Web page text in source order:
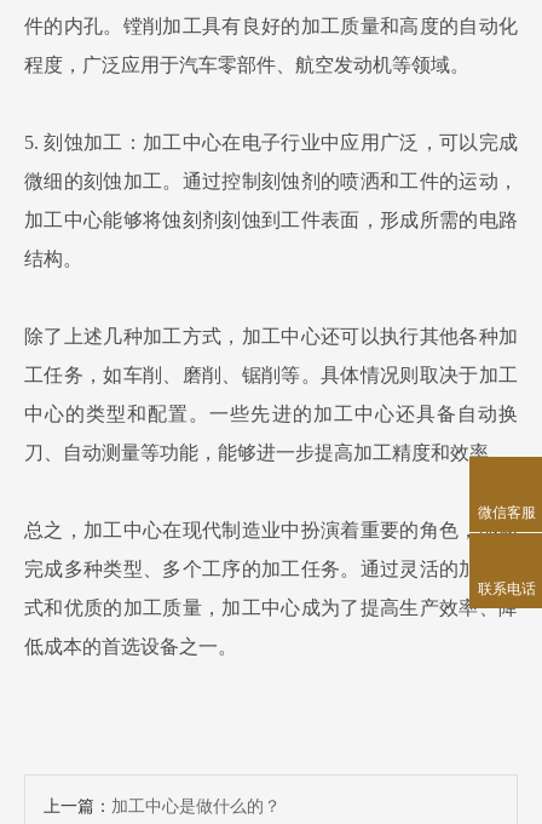
件的内孔。镗削加工具有良好的加工质量和高度的自动化
程度，广泛应用于汽车零部件、航空发动机等领域。
5. 刻蚀加工：加工中心在电子行业中应用广泛，可以完成
微细的刻蚀加工。通过控制刻蚀剂的喷洒和工件的运动，
加工中心能够将蚀刻剂刻蚀到工件表面，形成所需的电路
结构。
除了上述几种加工方式，加工中心还可以执行其他各种加
工任务，如车削、磨削、锯削等。具体情况则取决于加工
中心的类型和配置。一些先进的加工中心还具备自动换
刀、自动测量等功能，能够进一步提高加工精度和效率。
总之，加工中心在现代制造业中扮演着重要的角色，能够
完成多种类型、多个工序的加工任务。通过灵活的加工方
式和优质的加工质量，加工中心成为了提高生产效率、降
低成本的首选设备之一。
上一篇： 加工中心是做什么的？
微信客服
联系电话